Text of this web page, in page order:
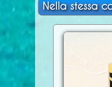
Nella stessa